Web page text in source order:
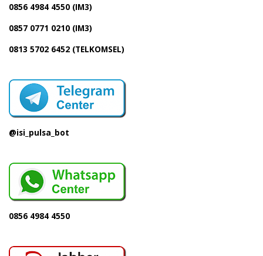
0856 4984 4550 (IM3)
0857 0771 0210 (IM3)
0813 5702 6452 (TELKOMSEL)
@isi_pulsa_bot
0856 4984 4550